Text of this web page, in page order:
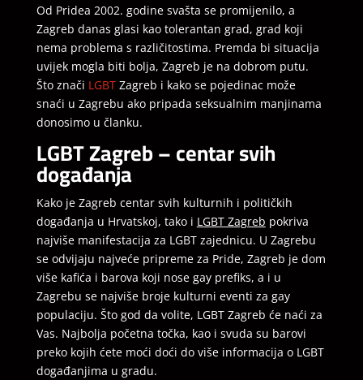
Od Pridea 2002. godine svašta se promijenilo, a
Zagreb danas glasi kao tolerantan grad, grad koji
nema problema s različitostima. Premda bi situacija
uvijek mogla biti bolja, Zagreb je na dobrom putu.
Što znači LGBTZagreb i kako se pojedinac može
snaći u Zagrebu ako pripada seksualnim manjinama
donosimo u članku.
LGBT Zagreb – centar svih
događanja
Kako je Zagreb centar svih kulturnih i političkih
događanja u Hrvatskoj, tako i LGBT Zagreb pokriva
najviše manifestacija za LGBT zajednicu. U Zagrebu
se odvijaju najveće pripreme za Pride, Zagreb je dom
više kafića i barova koji nose gay prefiks, a i u
Zagrebu se najviše broje kulturni eventi za gay
populaciju. Što god da volite, LGBT Zagreb će naći za
Vas. Najbolja početna točka, kao i svuda su barovi
preko kojih ćete moći doći do više informacija o LGBT
događanjima u gradu.